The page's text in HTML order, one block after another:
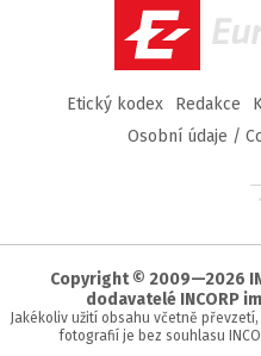
Etický kodex Redakce
Osobní údaje /
Copyright © 2009—2026
dodavatelé INCORP
Jakékoliv užití obsahu včetně
fotografií je bez souhlasu